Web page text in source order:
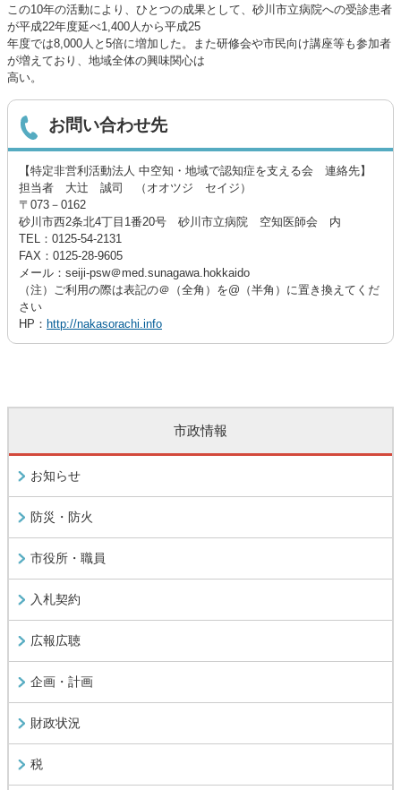
この10年の活動により、ひとつの成果として、砂川市立病院への受診患者
が平成22年度延べ1,400人から平成25
年度では8,000人と5倍に増加した。また研修会や市民向け講座等も参加者
が増えており、地域全体の興味関心は
高い。
お問い合わせ先
【特定非営利­活動法人 ­中空知・地­域で認知症­を支える会­ 連絡先】
担当者 大辻 誠司 （オオツジ セイジ）
〒073－0162
砂川市西2条北4丁目1番20号 砂川市立病院 空知医師会 内
TEL：0125-54-2131
FAX：0125-28-9605
メール：seiji-psw＠med.sunagawa.hokkaido
（注）ご利用の際は表記の＠（全角）を@（半角）に置き換えてくだ
さい
HP： http://nakasorachi.info
市政情報
お知らせ
防災・防火
市役所・職員
入札契約
広報広聴
企画・計画
財政状況
税